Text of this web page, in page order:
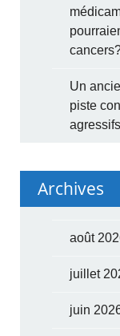
Un
piste
agressifs
Archives
août
juillet
juin